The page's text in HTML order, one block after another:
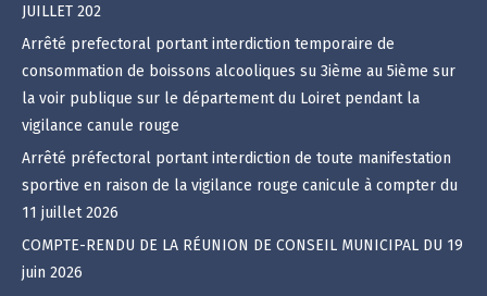
JUILLET 202
Arrêté prefectoral portant interdiction temporaire de
consommation de boissons alcooliques su 3ième au 5ième sur
la voir publique sur le département du Loiret pendant la
vigilance canule rouge
Arrêté préfectoral portant interdiction de toute manifestation
sportive en raison de la vigilance rouge canicule à compter du
11 juillet 2026
COMPTE-RENDU DE LA RÉUNION DE CONSEIL MUNICIPAL DU 19
juin 2026